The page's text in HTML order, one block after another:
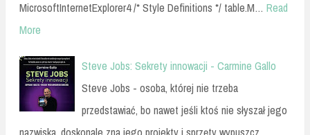
MicrosoftInternetExplorer4 /* Style Definitions */ table.M… Read
More
Steve Jobs: Sekrety innowacji - Carmine Gallo
Steve Jobs - osoba, której nie trzeba
przedstawiać, bo nawet jeśli ktoś nie słyszał jego